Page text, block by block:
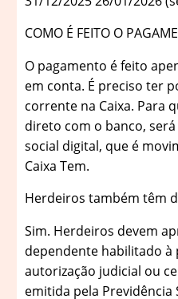
COMO É FEITO O
O pagamento é feito
em conta. É preciso ter
corrente na Caixa. Para
direto com o banco,
social digital, que é
Caixa Tem.
Herdeiros também têm
Sim. Herdeiros devem
dependente habilitado
autorização judicial ou
emitida pela Previdência